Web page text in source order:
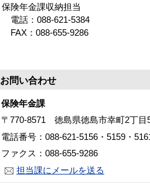
保険年金課収納担当
電話：088-621-5384
FAX：088-655-9286
お問い合わせ
保険年金課
〒770-8571 徳島県徳島市幸町2丁目
電話番号：088-621-5156・5159・
ファクス：088-655-9286
担当課にメールを送る